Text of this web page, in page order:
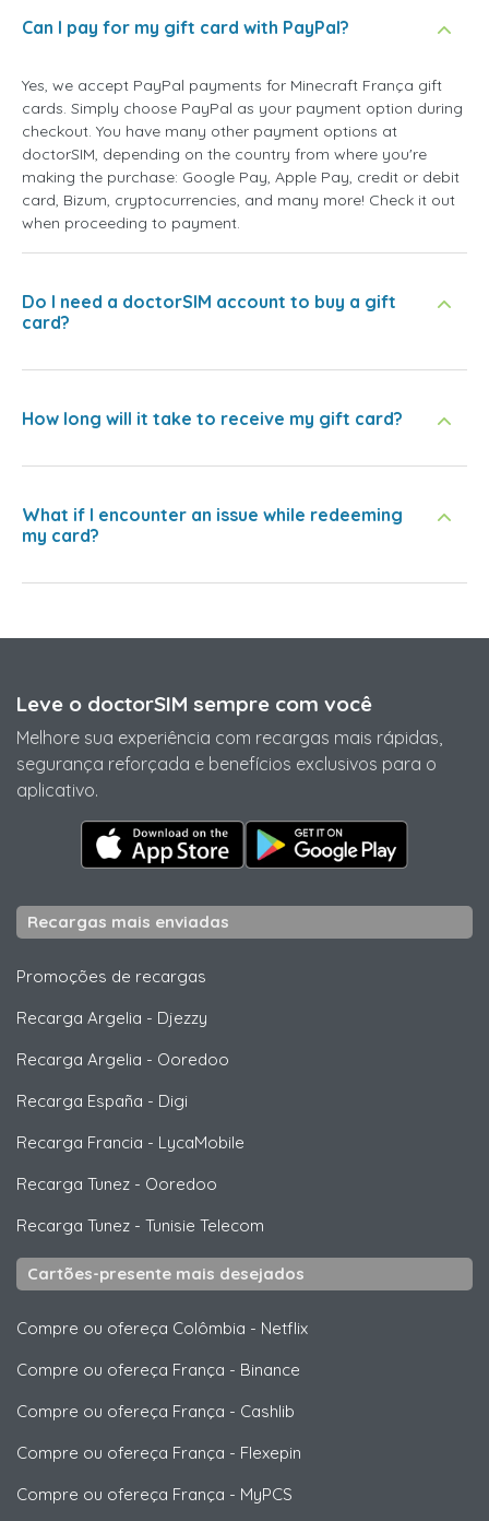
Can I pay for my gift card with PayPal?
Yes, we accept PayPal payments for Minecraft França gift
cards. Simply choose PayPal as your payment option during
checkout. You have many other payment options at
doctorSIM, depending on the country from where you're
making the purchase: Google Pay, Apple Pay, credit or debit
card, Bizum, cryptocurrencies, and many more! Check it out
when proceeding to payment.
Do I need a doctorSIM account to buy a gift
card?
How long will it take to receive my gift card?
What if I encounter an issue while redeeming
my card?
Leve o doctorSIM sempre com você
Melhore sua experiência com recargas mais rápidas,
segurança reforçada e benefícios exclusivos para o
aplicativo.
Recargas mais enviadas
Promoções de recargas
Recarga Argelia - Djezzy
Recarga Argelia - Ooredoo
Recarga España - Digi
Recarga Francia - LycaMobile
Recarga Tunez - Ooredoo
Recarga Tunez - Tunisie Telecom
Cartões-presente mais desejados
Compre ou ofereça Colômbia - Netflix
Compre ou ofereça França - Binance
Compre ou ofereça França - Cashlib
Compre ou ofereça França - Flexepin
Compre ou ofereça França - MyPCS